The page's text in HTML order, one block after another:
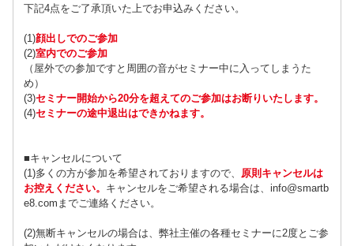
下記4点をご了承頂いた上でお申込みください。
(1)顔出しでのご参加
(2)室内でのご参加
（屋外での参加ですと周囲の音がセミナー中に入ってしまうた
め）
(3)セミナー開始から20分を超えてのご参加はお断りいたします。
(4)セミナーの途中退出はできかねます。
■キャンセルについて
(1)多くの方が参加を希望されておりますので、 原則キャンセルは
お控えください。 キャンセルをご希望される場合は、info@smartb
e8.comまでご連絡ください。
(2)無断キャンセルの場合は、弊社主催の各種セミナーに2度とご参